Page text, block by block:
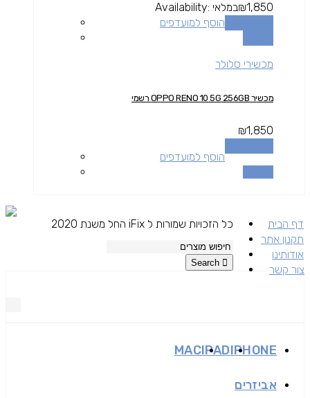
₪1,850
Availability: במלאי
הוסף למועדפים
מכשירי סלולר
מכשיר OPPO RENO 10 5G 256GB רשמי
₪1,850
הוסף למועדפים
דף הבית
תקנון אתר
אודותינו
צור קשר
כל הזכויות שמורות ל iFix החל משנת 2020
IPHONE
IPAD
MAC
אביזרים
Search